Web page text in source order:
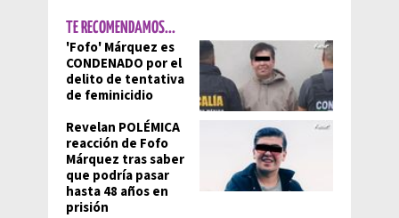
TE RECOMENDAMOS...
'Fofo' Márquez es
CONDENADO por el
delito de tentativa
de feminicidio
Revelan POLÉMICA
reacción de Fofo
Márquez tras saber
que podría pasar
hasta 48 años en
prisión